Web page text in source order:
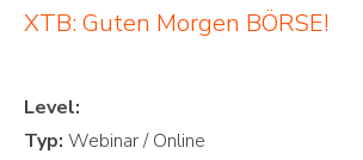
XTB: Guten Morgen BÖRSE!
Level:
Typ: